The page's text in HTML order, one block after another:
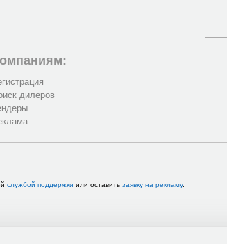
дилеров
службой поддержки или оставить заявку на рекламу.